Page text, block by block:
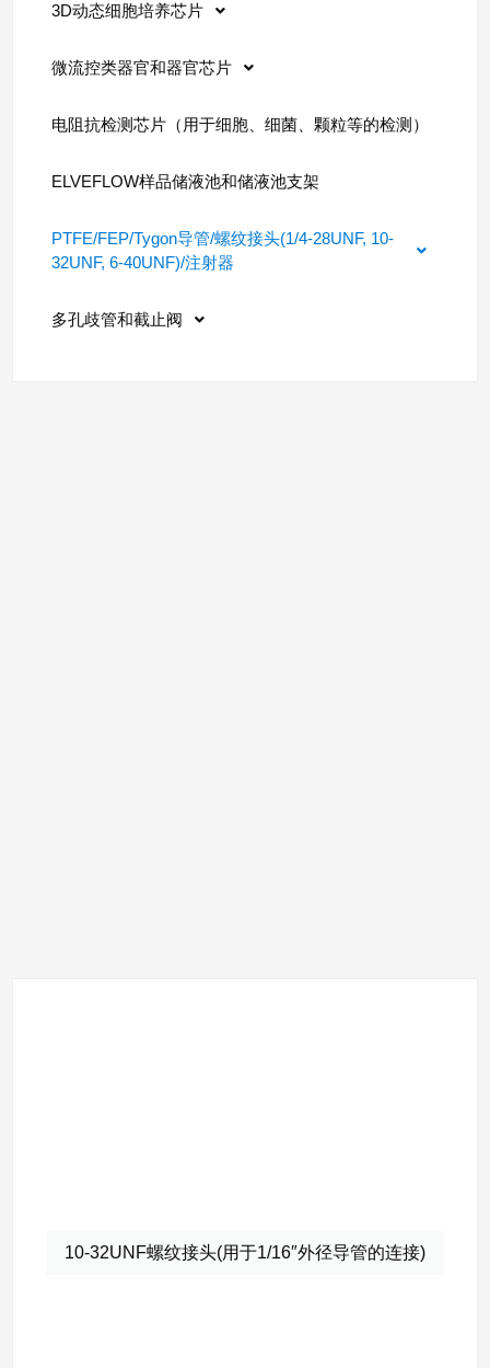
3D动态细胞培养芯片
微流控类器官和器官芯片
电阻抗检测芯片（用于细胞、细菌、颗粒等的检测）
ELVEFLOW样品储液池和储液池支架
PTFE/FEP/Tygon导管/螺纹接头(1/4-28UNF, 10-
32UNF, 6-40UNF)/注射器
多孔歧管和截止阀
10-32UNF螺纹接头(用于1/16″外径导管的连接)